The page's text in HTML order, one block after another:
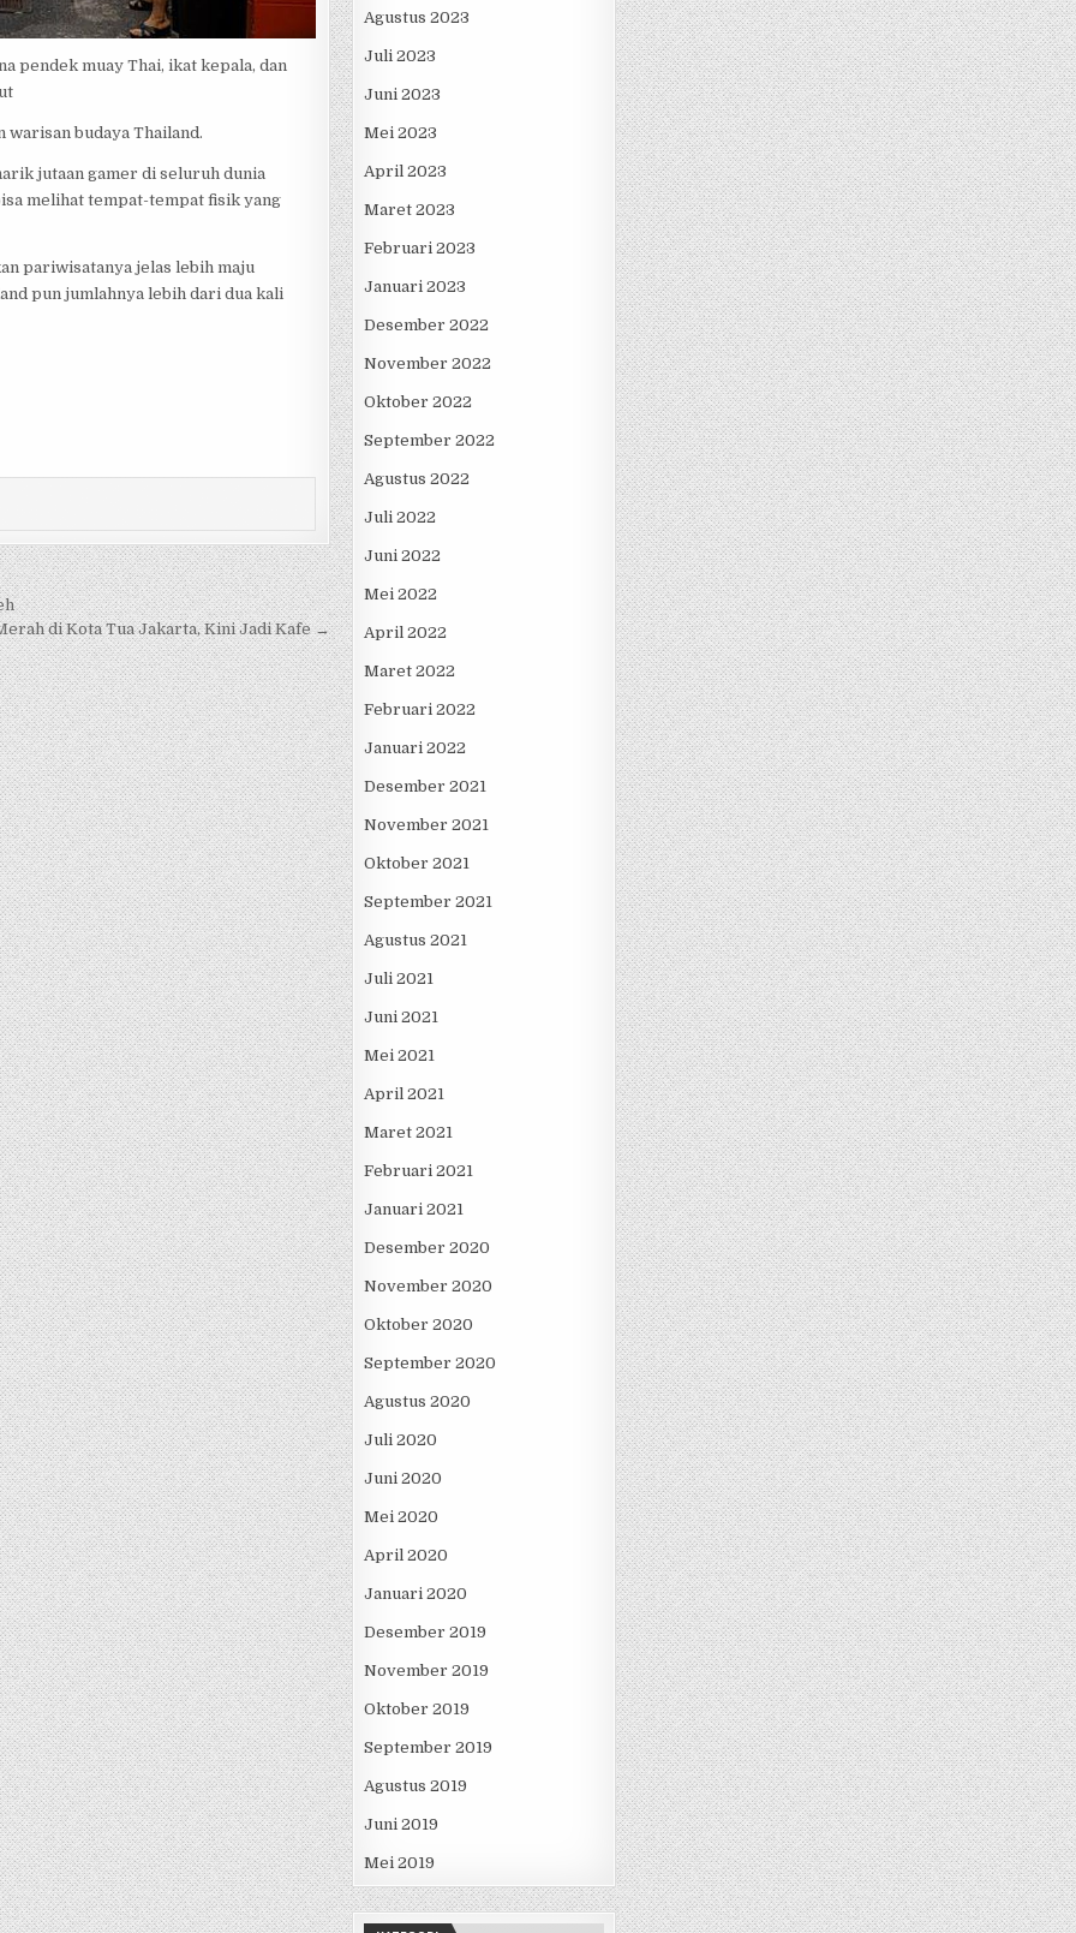
pendek muay Thai, ikat kepala, dan
warisan budaya Thailand.
jutaan gamer di seluruh dunia
melihat tempat-tempat fisik yang
pariwisatanya jelas lebih maju
pun jumlahnya lebih dari dua kali
di Kota Tua Jakarta, Kini Jadi Kafe →
Agustus 2023
Juli 2023
Juni 2023
Mei 2023
April 2023
Maret 2023
Februari 2023
Januari 2023
Desember 2022
November 2022
Oktober 2022
September 2022
Agustus 2022
Juli 2022
Juni 2022
Mei 2022
April 2022
Maret 2022
Februari 2022
Januari 2022
Desember 2021
November 2021
Oktober 2021
September 2021
Agustus 2021
Juli 2021
Juni 2021
Mei 2021
April 2021
Maret 2021
Februari 2021
Januari 2021
Desember 2020
November 2020
Oktober 2020
September 2020
Agustus 2020
Juli 2020
Juni 2020
Mei 2020
April 2020
Januari 2020
Desember 2019
November 2019
Oktober 2019
September 2019
Agustus 2019
Juni 2019
Mei 2019